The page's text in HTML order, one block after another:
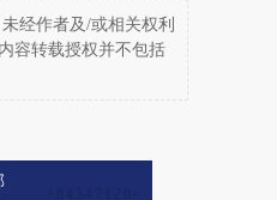
经作者及/或相关权利
容转载授权并不包括